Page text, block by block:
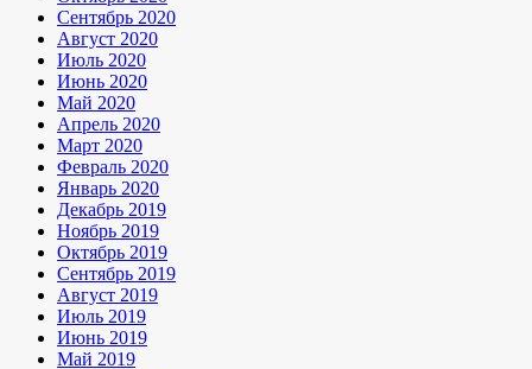
Сентябрь 2020
Август 2020
Июль 2020
Июнь 2020
Май 2020
Апрель 2020
Март 2020
Февраль 2020
Январь 2020
Декабрь 2019
Ноябрь 2019
Октябрь 2019
Сентябрь 2019
Август 2019
Июль 2019
Июнь 2019
Май 2019